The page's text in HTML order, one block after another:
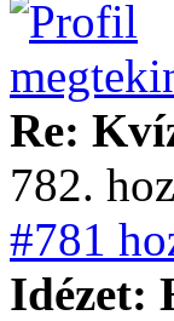
Re:
782.
#781
Idézet: